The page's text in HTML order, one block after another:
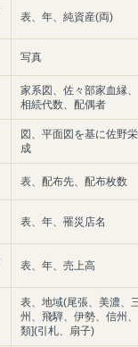
表、年、純資産(両)
写真
家系図、佐々部家血縁
相続代数、配偶者
図、平面図を基に佐野
成
表、配布先、配布枚数
表、年、罹災店名
表、年、売上高
表、地域(尾張、美濃、
州、飛騨、伊勢、信州
類](引札、扇子)